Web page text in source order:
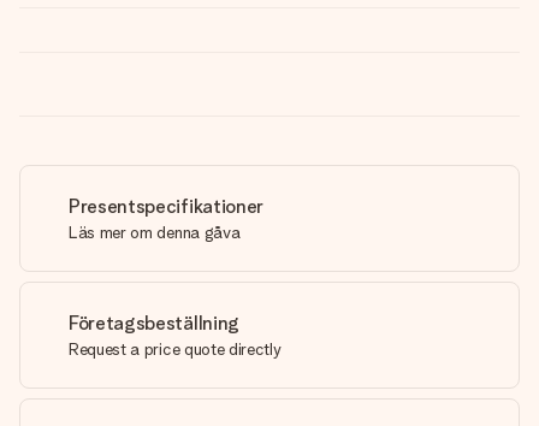
Presentspecifikationer
Läs mer om denna gåva
Företagsbeställning
Request a price quote directly